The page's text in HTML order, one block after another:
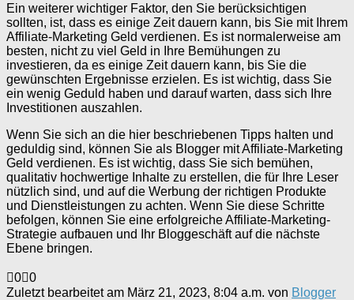
Ein weiterer wichtiger Faktor, den Sie berücksichtigen
sollten, ist, dass es einige Zeit dauern kann, bis Sie mit Ihrem
Affiliate-Marketing Geld verdienen. Es ist normalerweise am
besten, nicht zu viel Geld in Ihre Bemühungen zu
investieren, da es einige Zeit dauern kann, bis Sie die
gewünschten Ergebnisse erzielen. Es ist wichtig, dass Sie
ein wenig Geduld haben und darauf warten, dass sich Ihre
Investitionen auszahlen.
Wenn Sie sich an die hier beschriebenen Tipps halten und
geduldig sind, können Sie als Blogger mit Affiliate-Marketing
Geld verdienen. Es ist wichtig, dass Sie sich bemühen,
qualitativ hochwertige Inhalte zu erstellen, die für Ihre Leser
nützlich sind, und auf die Werbung der richtigen Produkte
und Dienstleistungen zu achten. Wenn Sie diese Schritte
befolgen, können Sie eine erfolgreiche Affiliate-Marketing-
Strategie aufbauen und Ihr Bloggeschäft auf die nächste
Ebene bringen.
Anklicken
für
0 Anklicken
für
0
Zuletzt bearbeitet am März 21, 2023, 8:04 a.m. von Blogger